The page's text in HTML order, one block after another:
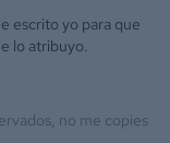
escrito yo para que
lo atribuyo.
no me copies